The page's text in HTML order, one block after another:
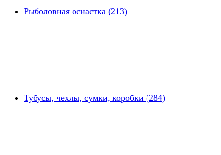
Рыболовная оснастка (213)
Тубусы, чехлы, сумки, коробки (284)